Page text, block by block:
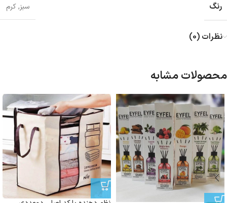
رنگ
سبز,کرم
نظرات (0)
محصولات مشابه